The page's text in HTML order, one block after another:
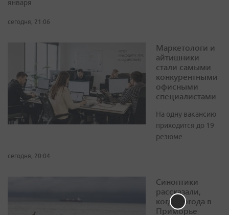
января
сегодня, 21:06
Маркетологи и
айтишники
стали самыми
конкурентными
офисными
специалистами
На одну вакансию
приходится до 19
резюме
сегодня, 20:04
Синоптики
рассказали,
когда погода в
Приморье